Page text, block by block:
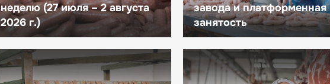
неделю (27 июля – 2 августа
2026 г.)
завода и платформенная
занятость